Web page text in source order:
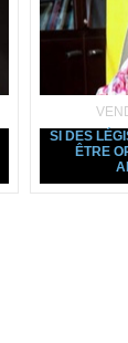
SI DES
ÊTRE